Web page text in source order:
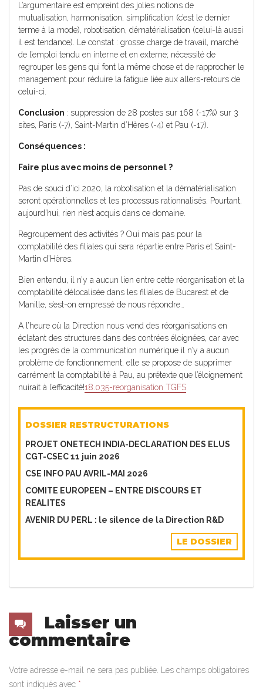
L’argumentaire est empreint des jolies notions de
mutualisation, harmonisation, simplification (c’est le dernier
terme à la mode), robotisation, dématérialisation (celui-là aussi
il est tendance). Le constat : grosse charge de travail, marché
de l’emploi tendu en interne et en externe; nécessité de
regrouper les gens qui font la même chose et de rapprocher le
management pour réduire la fatigue liée aux allers-retours de
celui-ci.
Conclusion : suppression de 28 postes sur 168 (-17%) sur 3
sites, Paris (-7), Saint-Martin d’Hères (-4) et Pau (-17).
Conséquences :
Faire plus avec moins de personnel ?
Pas de souci d’ici 2020, la robotisation et la dématérialisation
seront opérationnelles et les processus rationnalisés. Pourtant,
aujourd’hui, rien n’est acquis dans ce domaine.
Regroupement des activités ? Oui mais pas pour la
comptabilité des filiales qui sera répartie entre Paris et Saint-
Martin d’Hères.
Bien entendu, il n’y a aucun lien entre cette réorganisation et la
comptabilité délocalisée dans les filiales de Bucarest et de
Manille, s’est-on empressé de nous répondre…
A l’heure où la Direction nous vend des réorganisations en
éclatant des structures dans des contrées éloignées, car avec
les progrès de la communication numérique il n’y a aucun
problème de fonctionnement, elle se propose de supprimer
carrément la comptabilité à Pau, au prétexte que l’éloignement
nuirait à l’efficacité!18.035-reorganisation TGFS
DOSSIER RESTRUCTURATIONS
PROJET ONETECH INDIA-DECLARATION DES ELUS
CGT-CSEC 11 juin 2026
CSE INFO PAU AVRIL-MAI 2026
COMITE EUROPEEN – ENTRE DISCOURS ET
REALITES
AVENIR DU PERL : le silence de la Direction R&D
LE DOSSIER
Laisser un
commentaire
Votre adresse e-mail ne sera pas publiée. Les champs obligatoires
sont indiqués avec *